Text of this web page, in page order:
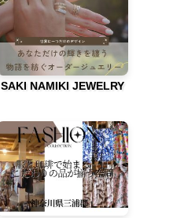
SAKI NAMIKI JEWELRY